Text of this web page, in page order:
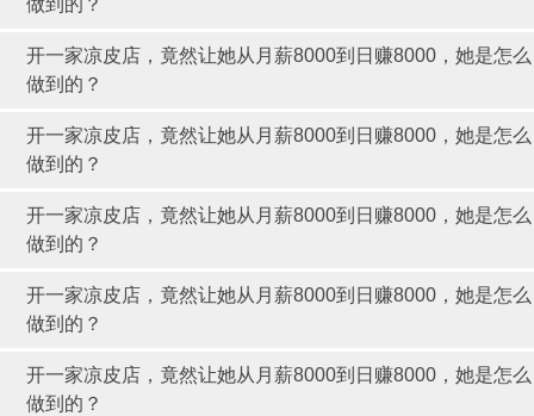
做到的？
开一家凉皮店，竟然让她从月薪8000到日赚8000，她是怎么
做到的？
开一家凉皮店，竟然让她从月薪8000到日赚8000，她是怎么
做到的？
开一家凉皮店，竟然让她从月薪8000到日赚8000，她是怎么
做到的？
开一家凉皮店，竟然让她从月薪8000到日赚8000，她是怎么
做到的？
开一家凉皮店，竟然让她从月薪8000到日赚8000，她是怎么
做到的？